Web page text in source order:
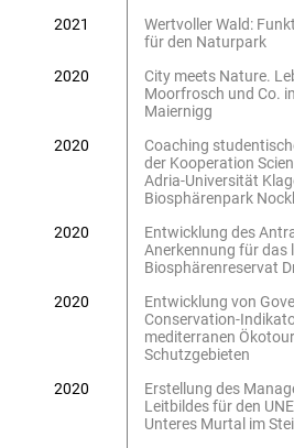
2021
Wertvoller Wald:
für den Naturpark
2020
City meets Nature.
Moorfrosch und Co.
Maiernigg
2020
Coaching
der Kooperation
Adria-Universität
Biosphärenpark
2020
Entwicklung des
Anerkennung für das
Biosphärenreservat
2020
Entwicklung von
Conservation-
mediterranen
Schutzgebieten
2020
Erstellung des
Leitbildes für den
Unteres Murtal im